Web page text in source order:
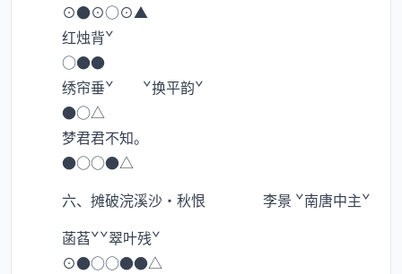
⊙●⊙○⊙▲
红烛背ˇ
○●●
绣帘垂ˇ ˇ换平韵ˇ
●○△
梦君君不知。
●○○●△
六、摊破浣溪沙·秋恨 李景 ˇ南唐中主ˇ
菡萏ˇˇ翠叶残ˇ
⊙●○○●●△